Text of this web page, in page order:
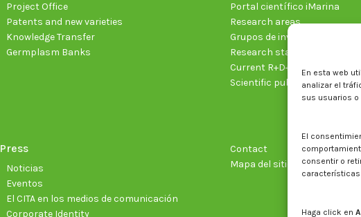
En esta web
analizar el
sus usuarios
El
consentir o
Haga click en
Project Office
Patents and new varieties
Knowledge Transfer
Germplasm Banks
Portal científico iMarina
Research areas
Grupos de investigación
Research staff
Current R+D+I projects
Scientific publications
Press
Noticias
Eventos
El CITA en los medios de comunicación
Corporate Identity
Contact
Mapa del sitio web